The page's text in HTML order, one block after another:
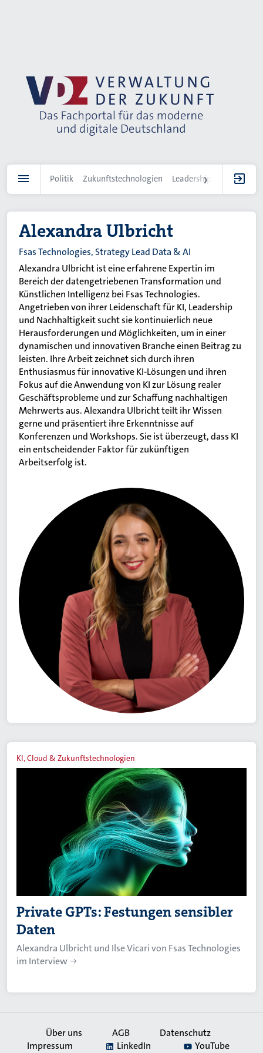
Politik Zukunftstechnologien Leadership IT-
Alexandra Ulbricht
Fsas Technologies, Strategy Lead Data & AI
Alexandra Ulbricht ist eine erfahrene Expertin im
Bereich der datengetriebenen Transformation und
Künstlichen Intelligenz bei Fsas Technologies.
Angetrieben von ihrer Leidenschaft für KI, Leadership
und Nachhaltigkeit sucht sie kontinuierlich neue
Herausforderungen und Möglichkeiten, um in einer
dynamischen und innovativen Branche einen Beitrag zu
leisten. Ihre Arbeit zeichnet sich durch ihren
Enthusiasmus für innovative KI-Lösungen und ihren
Fokus auf die Anwendung von KI zur Lösung realer
Geschäftsprobleme und zur Schaffung nachhaltigen
Mehrwerts aus. Alexandra Ulbricht teilt ihr Wissen
gerne und präsentiert ihre Erkenntnisse auf
Konferenzen und Workshops. Sie ist überzeugt, dass KI
ein entscheidender Faktor für zukünftigen
Arbeitserfolg ist.
KI, Cloud & Zukunftstechnologien
Private GPTs: Festungen sensibler
Daten
Alexandra Ulbricht und Ilse Vicari von Fsas Technologies
im Interview
Secondary
Über uns AGB
Datenschutz
Impressum
LinkedIn
YouTube